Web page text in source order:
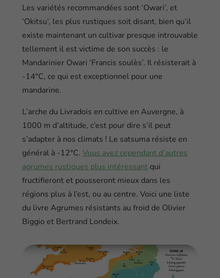
Les variétés recommandées sont ‘Owari’, et
‘Okitsu’, les plus rustiques soit disant, bien qu’il
existe maintenant un cultivar presque introuvable
tellement il est victime de son succès : le
Mandarinier Owari ‘Francis soulès’. Il résisterait à
-14°C, ce qui est exceptionnel pour une
mandarine.
L’arche du Livradois en cultive en Auvergne, à
1000 m d’altitude, c’est pour dire s’il peut
s’adapter à nos climats ! Le satsuma résiste en
général à -12°C. Vous avez cependant d’autres
agrumes rustiques plus intéressantqui
fructifieront et pousseront mieux dans les
régions plus à l’est, ou au centre. Voici une liste
du livre Agrumes résistants au froid de Olivier
Biggio et Bertrand Londeix.